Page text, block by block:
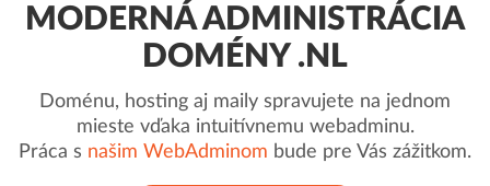
MODERNÁ ADMINISTRÁCIA
DOMÉNY .NL
Doménu, hosting aj maily spravujete na jednom
mieste vďaka intuitívnemu webadminu.
Práca s našim WebAdminom bude pre Vás zážitkom.